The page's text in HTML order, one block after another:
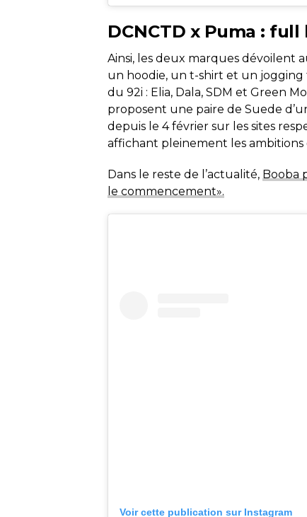
DCNCTD x Puma : full
Ainsi, les deux marques dévoilent
un hoodie, un t-shirt et un
du 92i : Elia, Dala, SDM et Green
proposent une paire de Suede
depuis le 4 février sur les sites
affichant pleinement les ambitions
Dans le reste de l’actualité, Booba
le commencement».
Voir cette publication sur Instagram